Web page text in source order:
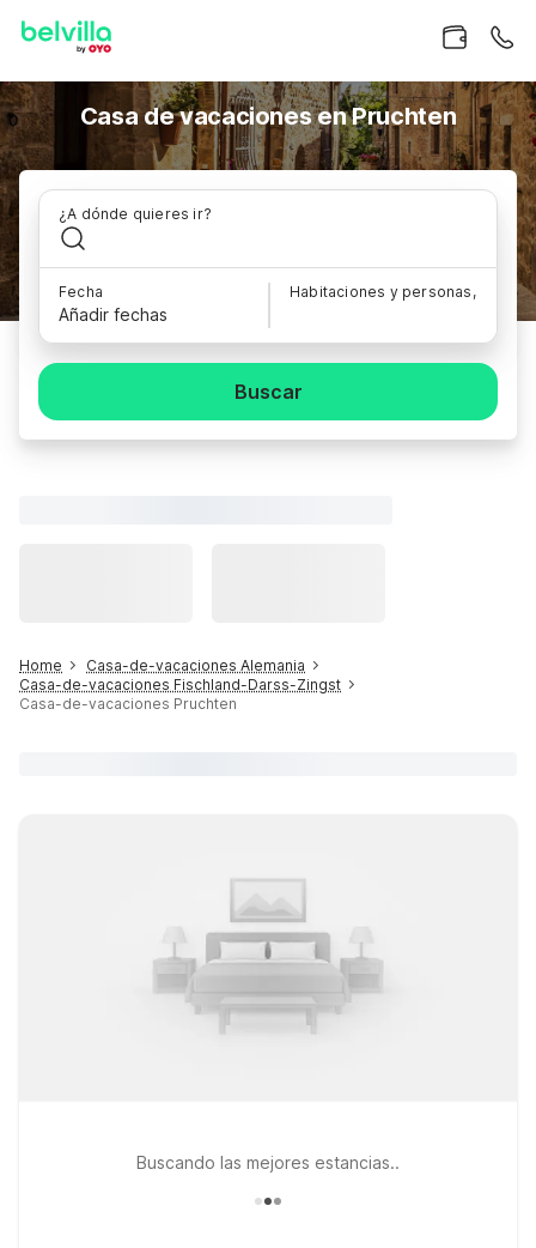
Casa de vacaciones en Pruchten
¿A dónde quieres ir?
Fecha
Añadir fechas
Habitaciones y personas,
Buscar
Home
Casa-de-vacaciones Alemania
Casa-de-vacaciones Fischland-Darss-Zingst
Casa-de-vacaciones Pruchten
Buscando las mejores estancias..